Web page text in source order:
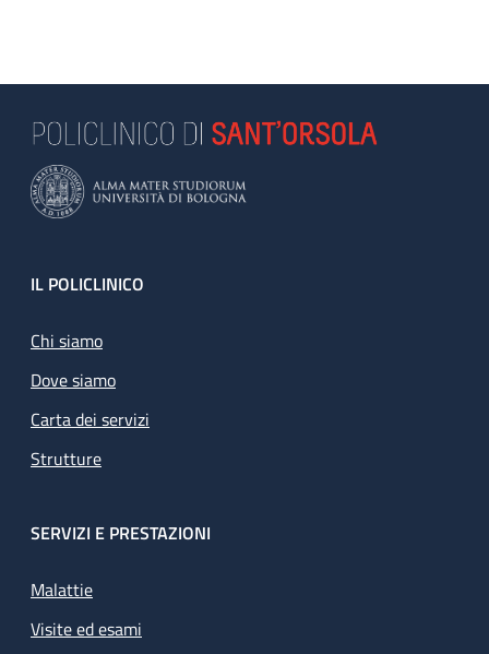
Footer
IL POLICLINICO
Chi siamo
Dove siamo
Carta dei servizi
Strutture
SERVIZI E PRESTAZIONI
Malattie
Visite ed esami